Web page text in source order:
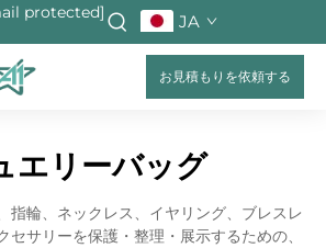
protected] JA
お見積もりを依頼する
エリーバッグ
指輪、ネックレス、イヤリング、ブレスレ
セサリーを保護・整理・展示するための、